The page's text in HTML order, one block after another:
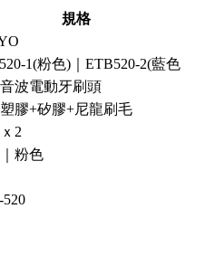
規格
1(粉色)｜ETB520-2(藍色
波電動牙刷頭
膠+矽膠+尼龍刷毛
2
粉色